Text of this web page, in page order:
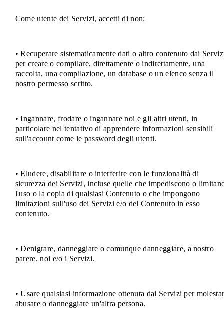
Come utente dei Servizi, accetti di non:
• Recuperare sistematicamente dati o altro contenuto dai
per creare o compilare, direttamente o indirettamente, una
raccolta, una compilazione, un database o un elenco senza il
nostro permesso scritto.
• Ingannare, frodare o ingannare noi e gli altri utenti, in
particolare nel tentativo di apprendere informazioni sensibili
sull'account come le password degli utenti.
• Eludere, disabilitare o interferire con le funzionalità di
sicurezza dei Servizi, incluse quelle che impediscono o
l'uso o la copia di qualsiasi Contenuto o che impongono
limitazioni sull'uso dei Servizi e/o del Contenuto in esso
contenuto.
• Denigrare, danneggiare o comunque danneggiare, a nostro
parere, noi e/o i Servizi.
• Usare qualsiasi informazione ottenuta dai Servizi per
abusare o danneggiare un'altra persona.